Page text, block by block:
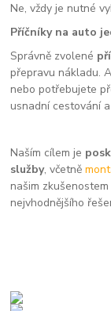
Ne, vždy je nutné
Příčníky na auto
Správně zvolené
přepravu nákladu.
nebo potřebujete
usnadní cestování
Naším cílem je
služby, včetně
našim
nejvhodnějšího